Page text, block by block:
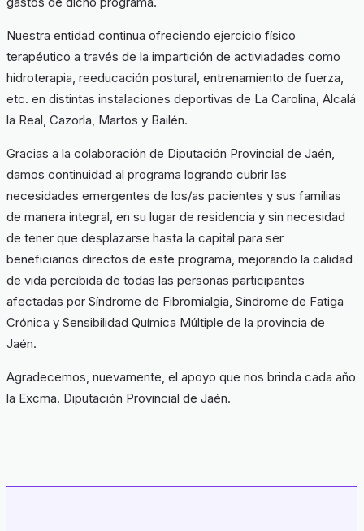
Nuestra entidad continua ofreciendo ejercicio físico
terapéutico a través de la impartición de activiadades como
hidroterapia, reeducación postural, entrenamiento de fuerza,
etc. en distintas instalaciones deportivas de La Carolina, Alcalá
la Real, Cazorla, Martos y Bailén.
Gracias a la colaboración de Diputación Provincial de Jaén,
damos continuidad al programa logrando cubrir las
necesidades emergentes de los/as pacientes y sus familias
de manera integral, en su lugar de residencia y sin necesidad
de tener que desplazarse hasta la capital para ser
beneficiarios directos de este programa, mejorando la calidad
de vida percibida de todas las personas participantes
afectadas por Síndrome de Fibromialgia, Síndrome de Fatiga
Crónica y Sensibilidad Química Múltiple de la provincia de
Jaén.
Agradecemos, nuevamente, el apoyo que nos brinda cada año
la Excma. Diputación Provincial de Jaén.